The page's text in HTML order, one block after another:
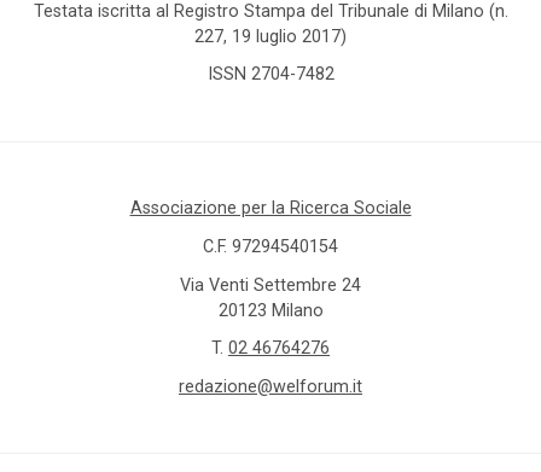
Testata iscritta al Registro Stampa del Tribunale di Milano (n.
227, 19 luglio 2017)
ISSN 2704-7482
Associazione per la Ricerca Sociale
C.F. 97294540154
Via Venti Settembre 24
20123 Milano
T. 02 46764276
redazione@welforum.it